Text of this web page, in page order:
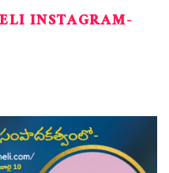
INSTAGRAM-